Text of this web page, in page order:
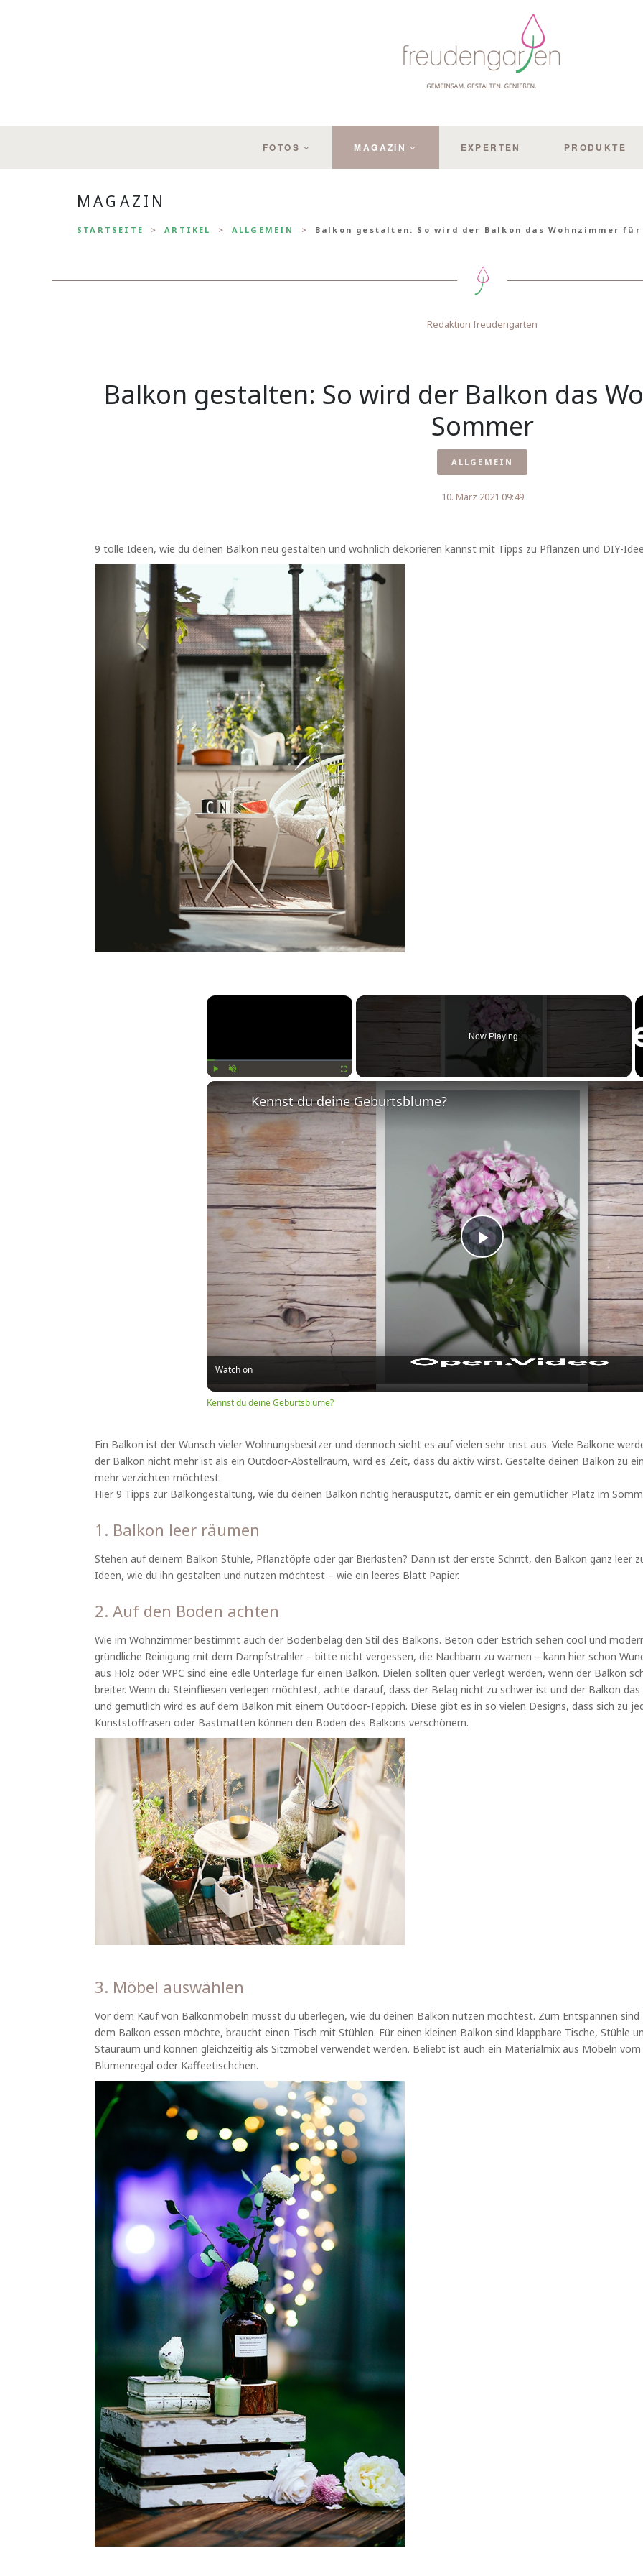
FOTOS MAGAZIN EXPERTEN PRODUKTE
MAGAZIN
STARTSEITE ARTIKEL ALLGEMEIN Balkon gestalten: So wird der Balkon das Wohnzimmer für
Redaktion freudengarten
Balkon gestalten: So wird der Balkon das
Sommer
ALLGEMEIN
10. März 2021 09:49
9 tolle Ideen, wie du deinen Balkon neu gestalten und wohnlich dekorieren kannst mit Tipps zu Pflanzen und DIY-
×
Now Playing
Play
Video
Kennst du deine Geburtsblume?
Watch on
Kennst du deine Geburtsblume?
Ein Balkon ist der Wunsch vieler Wohnungsbesitzer und dennoch sieht es auf vielen sehr trist aus. Viele Balkone
der Balkon nicht mehr ist als ein Outdoor-Abstellraum, wird es Zeit, dass du aktiv wirst. Gestalte deinen Balkon zu
mehr verzichten möchtest.
Hier 9 Tipps zur Balkongestaltung, wie du deinen Balkon richtig herausputzt, damit er ein gemütlicher Platz im
1. Balkon leer räumen
Stehen auf deinem Balkon Stühle, Pflanztöpfe oder gar Bierkisten? Dann ist der erste Schritt, den Balkon ganz leer
Ideen, wie du ihn gestalten und nutzen möchtest – wie ein leeres Blatt Papier.
2. Auf den Boden achten
Wie im Wohnzimmer bestimmt auch der Bodenbelag den Stil des Balkons. Beton oder Estrich sehen cool und
gründliche Reinigung mit dem Dampfstrahler – bitte nicht vergessen, die Nachbarn zu warnen – kann hier schon
aus Holz oder WPC sind eine edle Unterlage für einen Balkon. Dielen sollten quer verlegt werden, wenn der Balkon
breiter. Wenn du Steinfliesen verlegen möchtest, achte darauf, dass der Belag nicht zu schwer ist und der Balkon
und gemütlich wird es auf dem Balkon mit einem Outdoor-Teppich. Diese gibt es in so vielen Designs, dass sich zu
Kunststoffrasen oder Bastmatten können den Boden des Balkons verschönern.
3. Möbel auswählen
Vor dem Kauf von Balkonmöbeln musst du überlegen, wie du deinen Balkon nutzen möchtest. Zum Entspannen
dem Balkon essen möchte, braucht einen Tisch mit Stühlen. Für einen kleinen Balkon sind klappbare Tische, Stühle
Stauraum und können gleichzeitig als Sitzmöbel verwendet werden. Beliebt ist auch ein Materialmix aus Möbeln
Blumenregal oder Kaffeetischchen.